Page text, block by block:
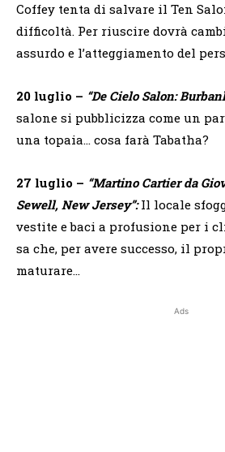
Coffey tenta di salvare il Ten
difficoltà. Per riuscire dovrà
assurdo e l’atteggiamento del
20 luglio – “De Cielo Salon:
salone si pubblicizza come un
una topaia… cosa farà Tabatha?
27 luglio – “Martino Cartier da
Sewell, New Jersey”:Il locale
vestite e baci a profusione per i
sa che, per avere successo, il
maturare…
Ads